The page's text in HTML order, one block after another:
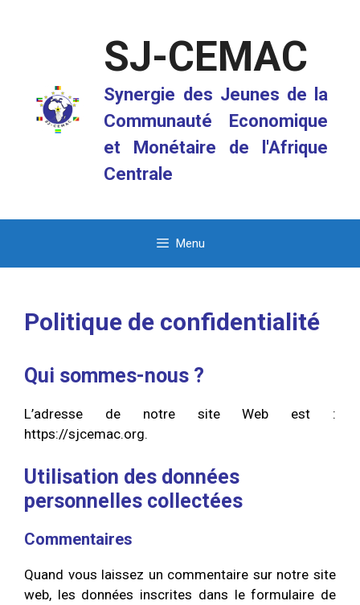
SJ-CEMAC
Synergie des Jeunes de la
Communauté Economique
et Monétaire de l'Afrique
Centrale
Menu
Politique de confidentialité
Qui sommes-nous ?
L’adresse de notre site Web est :
https://sjcemac.org.
Utilisation des données
personnelles collectées
Commentaires
Quand vous laissez un commentaire sur notre site
web, les données inscrites dans le formulaire de